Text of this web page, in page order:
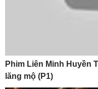
Phim Liên Minh Huyền
lăng mộ (P1)